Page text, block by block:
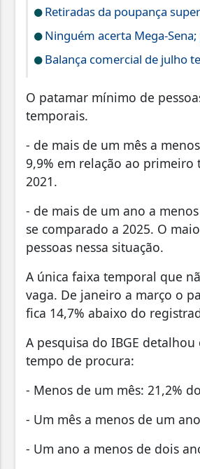
Retiradas da poupança
Ninguém acerta Mega-
Balança comercial de julho
O patamar mínimo de
temporais.
- de mais de um mês a
9,9% em relação ao
2021.
- de mais de um ano a
se comparado a 2025. O
pessoas nessa situação.
A única faixa temporal que
vaga. De janeiro a março o
fica 14,7% abaixo do
A pesquisa do IBGE
tempo de procura:
- Menos de um mês: 21,2%
- Um mês a menos de um
- Um ano a menos de dois